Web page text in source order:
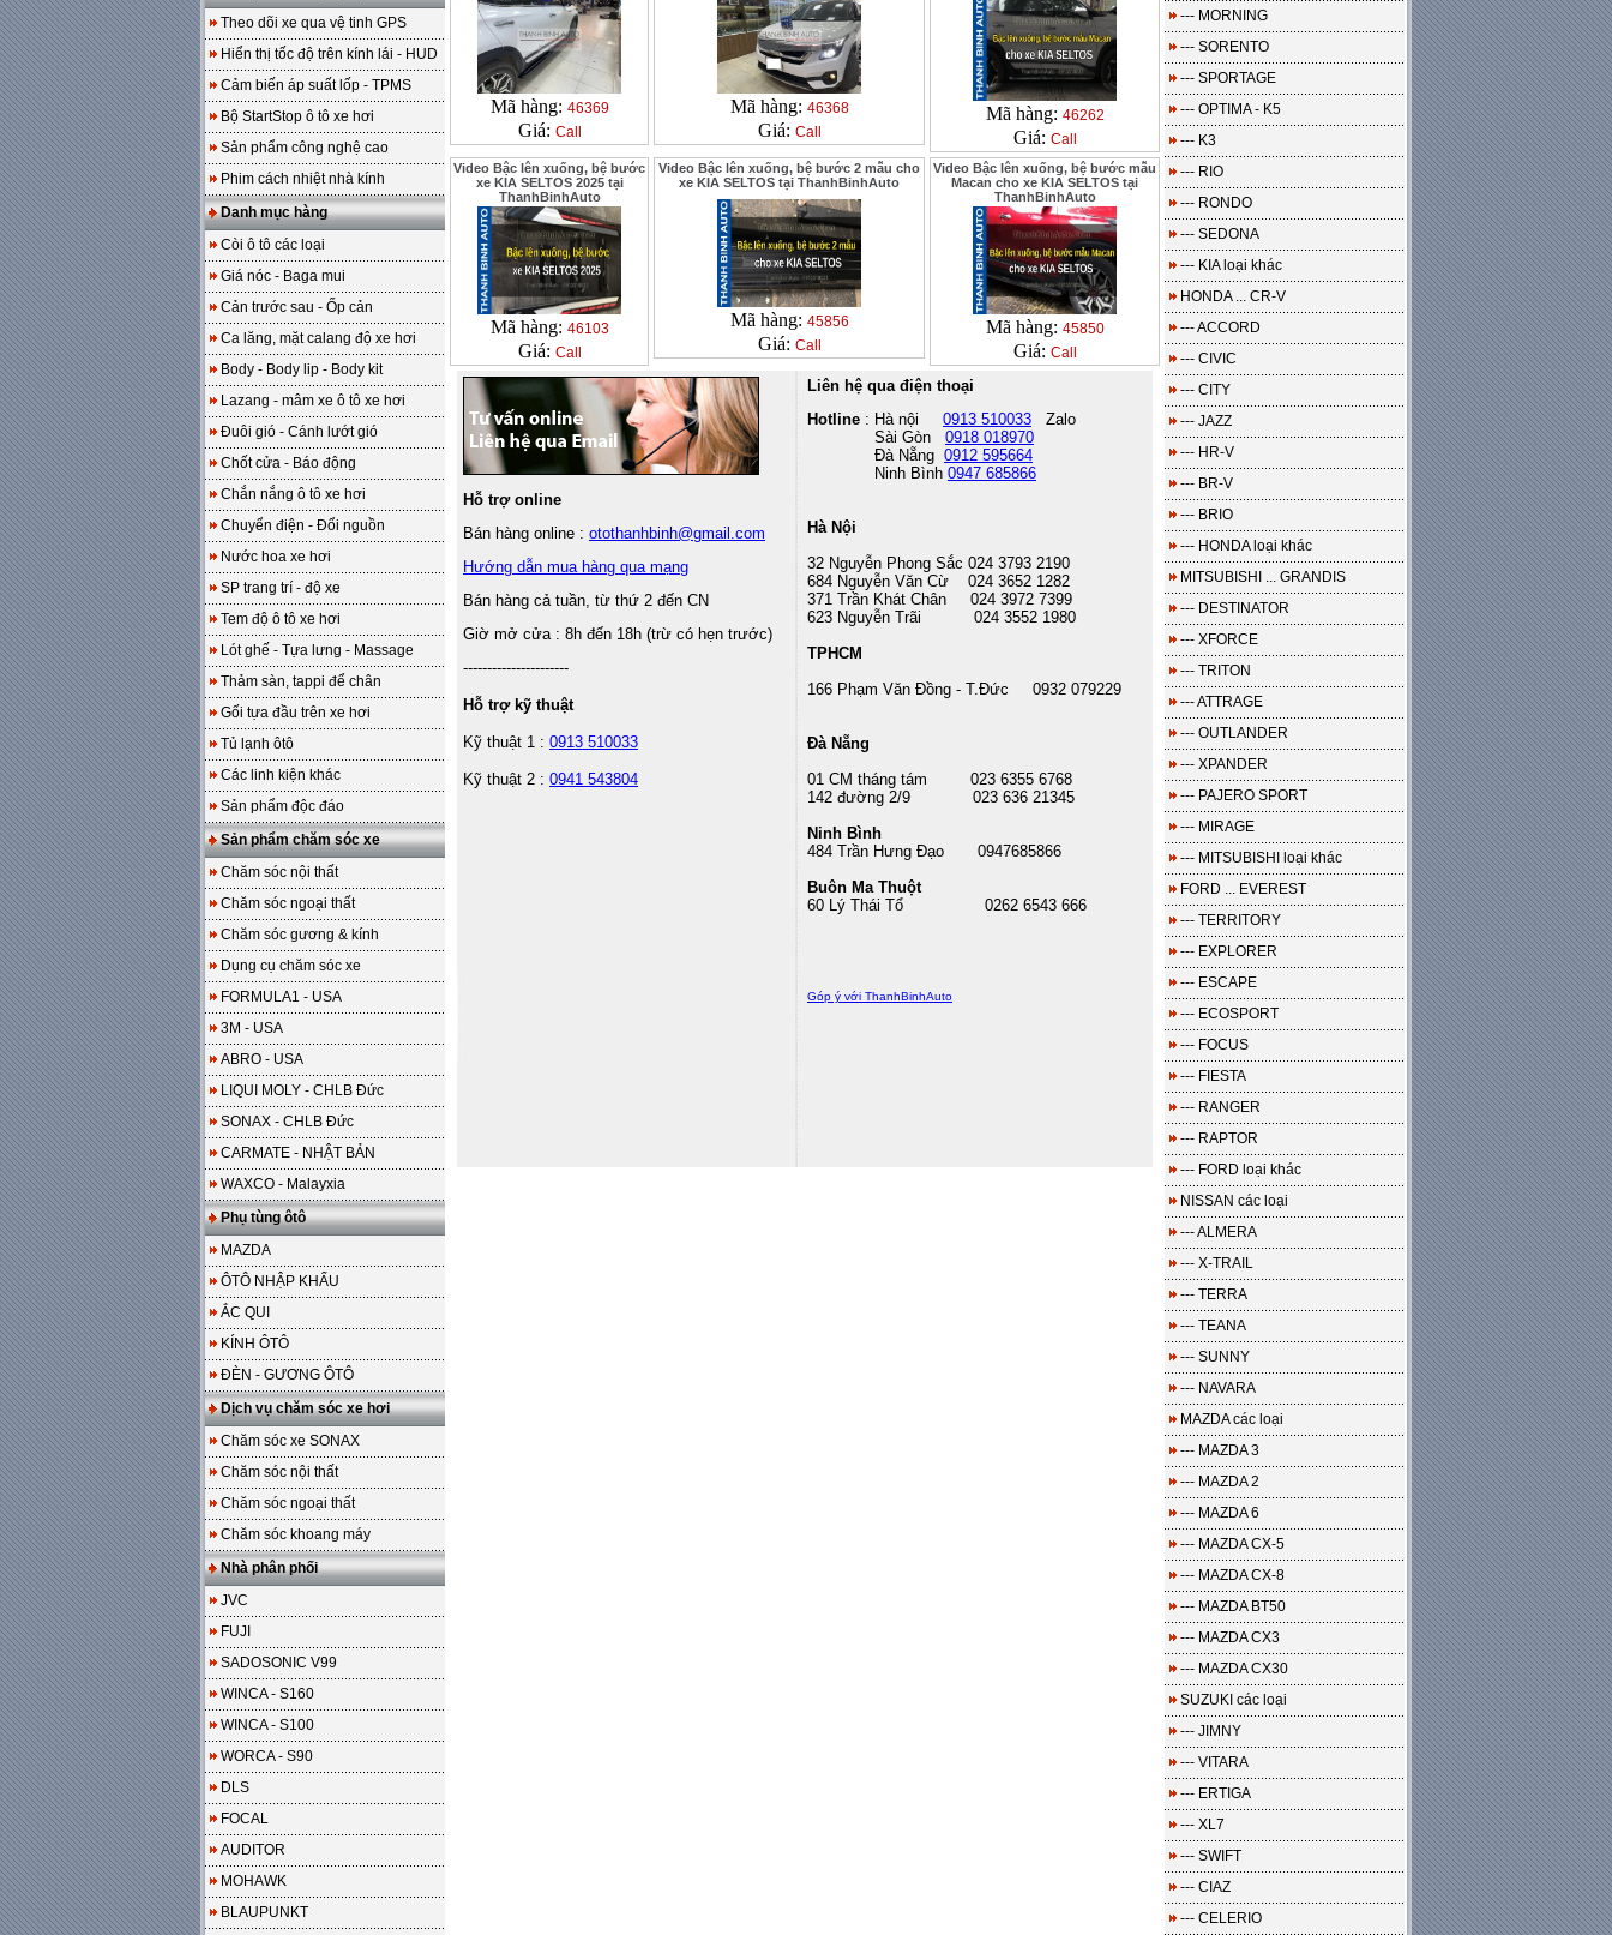
Theo dõi xe qua vệ tinh GPS
Hiển thị tốc độ trên kính lái - HUD
Cảm biến áp suất lốp - TPMS
Bộ StartStop ô tô xe hơi
Sản phẩm công nghệ cao
Phim cách nhiệt nhà kính
Danh mục hàng
Còi ô tô các loại
Giá nóc - Baga mui
Cản trước sau - Ốp cản
Ca lăng, mặt calang độ xe hơi
Body - Body lip - Body kit
Lazang - mâm xe ô tô xe hơi
Đuôi gió - Cánh lướt gió
Chốt cửa - Báo động
Chắn nắng ô tô xe hơi
Chuyển điện - Đổi nguồn
Nước hoa xe hơi
SP trang trí - độ xe
Tem độ ô tô xe hơi
Lót ghế - Tựa lưng - Massage
Thảm sàn, tappi để chân
Gối tựa đầu trên xe hơi
Tủ lạnh ôtô
Các linh kiện khác
Sản phẩm độc đáo
Sản phẩm chăm sóc xe
Chăm sóc nội thất
Chăm sóc ngoại thất
Chăm sóc gương & kính
Dụng cụ chăm sóc xe
FORMULA1 - USA
3M - USA
ABRO - USA
LIQUI MOLY - CHLB Đức
SONAX - CHLB Đức
CARMATE - NHẬT BẢN
WAXCO - Malayxia
Phụ tùng ôtô
MAZDA
ÔTÔ NHẬP KHẨU
ẮC QUI
KÍNH ÔTÔ
ĐÈN - GƯƠNG ÔTÔ
Dịch vụ chăm sóc xe hơi
Chăm sóc xe SONAX
Chăm sóc nội thất
Chăm sóc ngoại thất
Chăm sóc khoang máy
Nhà phân phối
JVC
FUJI
SADOSONIC V99
WINCA - S160
WINCA - S100
WORCA - S90
DLS
FOCAL
AUDITOR
MOHAWK
BLAUPUNKT
Mã hàng: 46369
Giá: Call
Mã hàng: 46368
Giá: Call
Mã hàng: 46262
Giá: Call
Video Bậc lên xuống, bệ bước
xe KIA SELTOS 2025 tại
ThanhBinhAuto
Mã hàng: 46103
Giá: Call
Video Bậc lên xuống, bệ bước 2 mẫu cho
xe KIA SELTOS tại ThanhBinhAuto
Mã hàng: 45856
Giá: Call
Video Bậc lên xuống, bệ bước mẫu
Macan cho xe KIA SELTOS tại
ThanhBinhAuto
Mã hàng: 45850
Giá: Call
Hỗ trợ online
Bán hàng online : otothanhbinh@gmail.com
Hướng dẫn mua hàng qua mạng
Bán hàng cả tuần, từ thứ 2 đến CN
Giờ mở cửa : 8h đến 18h (trừ có hẹn trước)
----------------------
Hỗ trợ kỹ thuật
Kỹ thuật 1 : 0913 510033
Kỹ thuật 2 : 0941 543804
Liên hệ qua điện thoại
Hotline : Hà nội 0913 510033 Zalo
Sài Gòn 0918 018970
Đà Nẵng 0912 595664
Ninh Bình 0947 685866
Hà Nội
32 Nguyễn Phong Sắc 024 3793 2190
684 Nguyễn Văn Cừ 024 3652 1282
371 Trần Khát Chân 024 3972 7399
623 Nguyễn Trãi 024 3552 1980
TPHCM
166 Phạm Văn Đồng - T.Đức 0932 079229
Đà Nẵng
01 CM tháng tám 023 6355 6768
142 đường 2/9 023 636 21345
Ninh Bình
484 Trần Hưng Đạo 0947685866
Buôn Ma Thuột
60 Lý Thái Tổ 0262 6543 666
Góp ý với ThanhBinhAuto
--- MORNING
--- SORENTO
--- SPORTAGE
--- OPTIMA - K5
--- K3
--- RIO
--- RONDO
--- SEDONA
--- KIA loại khác
HONDA ... CR-V
--- ACCORD
--- CIVIC
--- CITY
--- JAZZ
--- HR-V
--- BR-V
--- BRIO
--- HONDA loại khác
MITSUBISHI ... GRANDIS
--- DESTINATOR
--- XFORCE
--- TRITON
--- ATTRAGE
--- OUTLANDER
--- XPANDER
--- PAJERO SPORT
--- MIRAGE
--- MITSUBISHI loại khác
FORD ... EVEREST
--- TERRITORY
--- EXPLORER
--- ESCAPE
--- ECOSPORT
--- FOCUS
--- FIESTA
--- RANGER
--- RAPTOR
--- FORD loại khác
NISSAN các loại
--- ALMERA
--- X-TRAIL
--- TERRA
--- TEANA
--- SUNNY
--- NAVARA
MAZDA các loại
--- MAZDA 3
--- MAZDA 2
--- MAZDA 6
--- MAZDA CX-5
--- MAZDA CX-8
--- MAZDA BT50
--- MAZDA CX3
--- MAZDA CX30
SUZUKI các loại
--- JIMNY
--- VITARA
--- ERTIGA
--- XL7
--- SWIFT
--- CIAZ
--- CELERIO